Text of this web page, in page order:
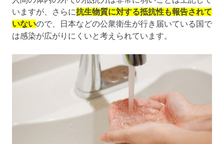
いますが、さらに抗生物質に対する抵抗性も報告されて
いないので、日本などの公衆衛生が行き届いている国で
は感染が広がりにくいと考えられています。